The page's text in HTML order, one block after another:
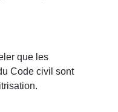
que les
Code civil sont